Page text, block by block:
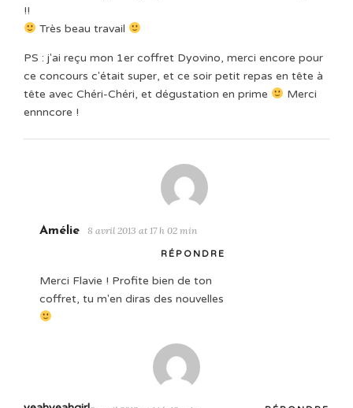
!!
Très beau travail
PS : j'ai reçu mon 1er coffret Dyovino, merci encore pour
ce concours c'était super, et ce soir petit repas en tête à
tête avec Chéri-Chéri, et dégustation en prime
Merci
ennncore !
Amélie 8 avril 2013 at 17 h 02 min
RÉPONDRE
Merci Flavie ! Profite bien de ton
coffret, tu m'en diras des nouvelles